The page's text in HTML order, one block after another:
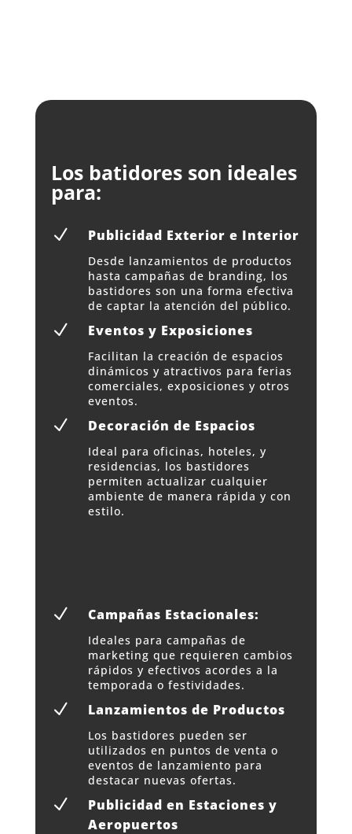
Los batidores son ideales
para:
N Publicidad Exterior e Interior
Desde lanzamientos de productos
hasta campañas de branding, los
bastidores son una forma efectiva
de captar la atención del público.
N Eventos y Exposiciones
Facilitan la creación de espacios
dinámicos y atractivos para ferias
comerciales, exposiciones y otros
eventos.
N Decoración de Espacios
Ideal para oficinas, hoteles, y
residencias, los bastidores
permiten actualizar cualquier
ambiente de manera rápida y con
estilo.
N Campañas Estacionales:
Ideales para campañas de
marketing que requieren cambios
rápidos y efectivos acordes a la
temporada o festividades.
N Lanzamientos de Productos
Los bastidores pueden ser
utilizados en puntos de venta o
eventos de lanzamiento para
destacar nuevas ofertas.
N
Publicidad en Estaciones y
Aeropuertos